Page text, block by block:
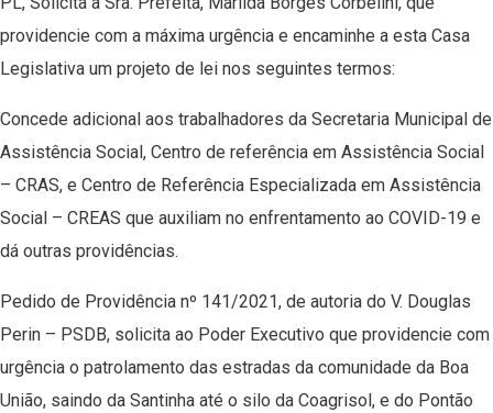
providencie com a máxima urgência e encaminhe a esta Casa
Legislativa um projeto de lei nos seguintes termos:
Concede adicional aos trabalhadores da Secretaria Municipal de
Assistência Social, Centro de referência em Assistência Social
– CRAS, e Centro de Referência Especializada em Assistência
Social – CREAS que auxiliam no enfrentamento ao COVID-19 e
dá outras providências.
Pedido de Providência nº 141/2021, de autoria do V. Douglas
Perin – PSDB, solicita ao Poder Executivo que providencie com
urgência o patrolamento das estradas da comunidade da Boa
União, saindo da Santinha até o silo da Coagrisol, e do Pontão